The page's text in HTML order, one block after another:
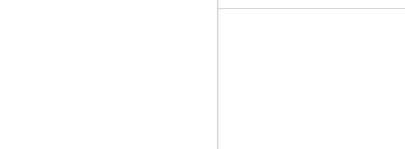
6.2